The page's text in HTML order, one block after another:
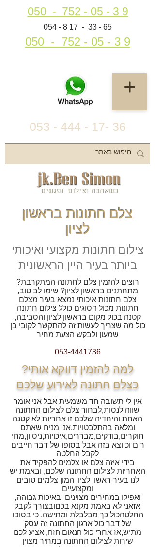
054 - 8 17 - 33 - 65
053 - 444 - 17- 36
050 - 752 - 05 - 3 9
050 - 752 - 05 - 3 9
צלם חתונות בראשון
לציון
צילום חתונות מקצועי ואיכותי
ביותר בעיר היין הראשונית
רוצים להזמין צלם לחתונה המתקרבת?
מתחתנים בראשון לציון? שימו לב טוב,
צלם חתונות איכותי נמצא בעיר מצלם
חתונות מכול הסוגים כולל צילום חתונה
קטנה בכול מקום בראשון לציון והסביבה,
כול מה שצריך לעשות זה להתקשר לקובי בן
שמעון ולבקש הצעת מחיר
053-4441736
?למה להזמין דווקא אותי
כצלם חתונה לאירוע שלכם
אין לי תשובה חד משמעית אבל אני אומר
שווה לנסות,לבחור צלם לצילום החתונה
האחת והיחדיה שלכם זו אחריות לא קטנה
ומלאה בהתלבטויות,אני מניח שאתם
חוקרים,בודקים,מבררים,איכויות,ניסיון,מחי
רים וכיוצא בזה אבל בסופו של דבר חייבים
לקבל החלטה
בידי איזה צלם או צלמים להפקיד את
האחריות לצילום החתונה שלכם, ובאמת יש
לנו בעיר ראשון לציון המון צלמים טובים
ומקצועיים
ואפילו במחירים מצוינים ובאיכות גבוהה,
אזאני לא באמת מקנא בכםובצורך לקבל
החלטהכול כך מבלבלת ומתישה, כי בסופו
של דבר כול ארגון החתונה זה עסק
מתיש,אז אחרי כול הנאום הזה, אציע לכם
שירות לצילום החתונה במחיר מצוין